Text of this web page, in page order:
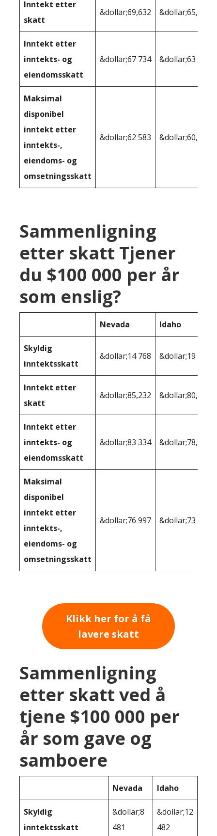
Inntekt etter
skatt
&dollar;69,632 &dollar;65,832
Inntekt etter
inntekts- og
eiendomsskatt
&dollar;67 734 &dollar;63 791
Maksimal
disponibel
inntekt etter
inntekts-,
eiendoms- og
omsetningsskatt
&dollar;62 583 &dollar;60,169
Sammenligning
etter skatt Tjener
du $100 000 per år
som enslig?
Nevada Idaho
Skyldig
inntektsskatt
&dollar;14 768 &dollar;19 768
Inntekt etter
skatt
&dollar;85,232 &dollar;80,232
Inntekt etter
inntekts- og
eiendomsskatt
&dollar;83 334 &dollar;78,191
Maksimal
disponibel
inntekt etter
inntekts-,
eiendoms- og
omsetningsskatt
&dollar;76 997 &dollar;73 751
Klikk her for å få
lavere skatt
Sammenligning
etter skatt ved å
tjene $100 000 per
år som gave og
samboere
Nevada Idaho
Skyldig
inntektsskatt
&dollar;8
481
&dollar;12
482